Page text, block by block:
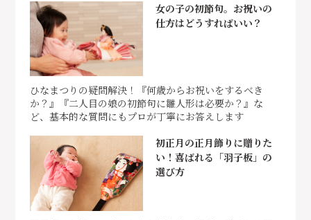
女の子の初節句。お祝いの
仕方はどうすればいい？
ひなまつりの疑問解決！『何歳からお祝いをするべき
か？』『二人目の娘の初節句に雛人形は必要か？』な
ど、基本的な質問にもプロが丁寧にお答えします
初正月の正月飾りに贈りた
い！喜ばれる「羽子板」の
選び方